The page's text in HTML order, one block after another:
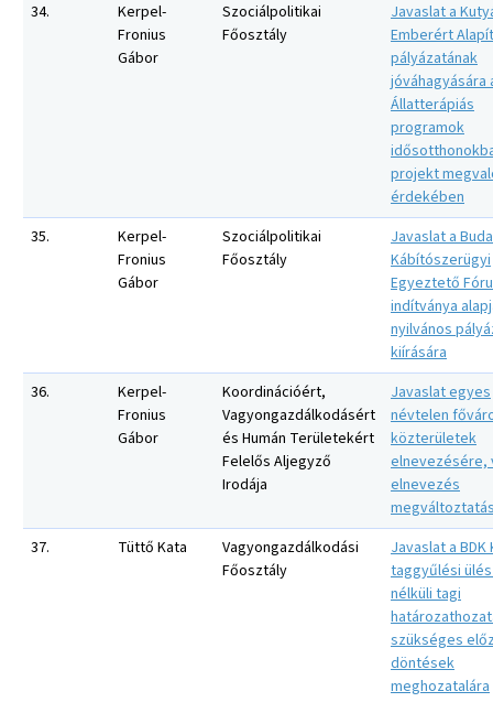
34.
Kerpel-
Fronius
Gábor
Szociálpolitikai
Főosztály
Javaslat a
Emberért
pályázatának
jóváhagyására
Állatterápiás
programok
projekt
érdekében
35.
Kerpel-
Fronius
Gábor
Szociálpolitikai
Főosztály
Javaslat a
Kábítószerügyi
Egyeztető
indítványa
nyilvános
kiírására
36.
Kerpel-
Fronius
Gábor
Koordinációért,
Vagyongazdálkodásért
és Humán Területekért
Felelős Aljegyző
Irodája
Javaslat egyes
névtelen
közterületek
elnevezésére,
elnevezés
37.
Tüttő Kata
Vagyongazdálkodási
Főosztály
Javaslat a BDK
taggyűlési
nélküli tagi
szükséges
döntések
meghozatalára